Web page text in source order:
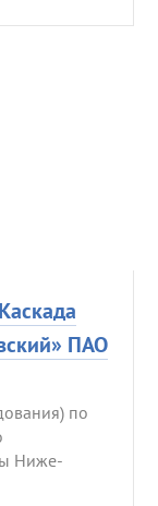
ПАО
по
Ниже-